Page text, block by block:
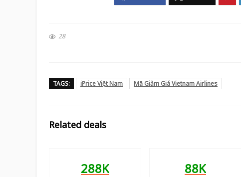
28
TAGS: iPrice Việt Nam Mã Giảm Giá Vietnam Airlines
Related deals
288K 88K